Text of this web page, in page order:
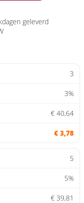
geleverd
3
3%
€ 40,64
€ 3,78
5
5%
€ 39,81